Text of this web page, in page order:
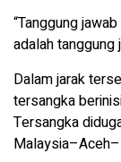
“Tanggung
adalah tanggung
Dalam jarak
tersangka
Tersangka